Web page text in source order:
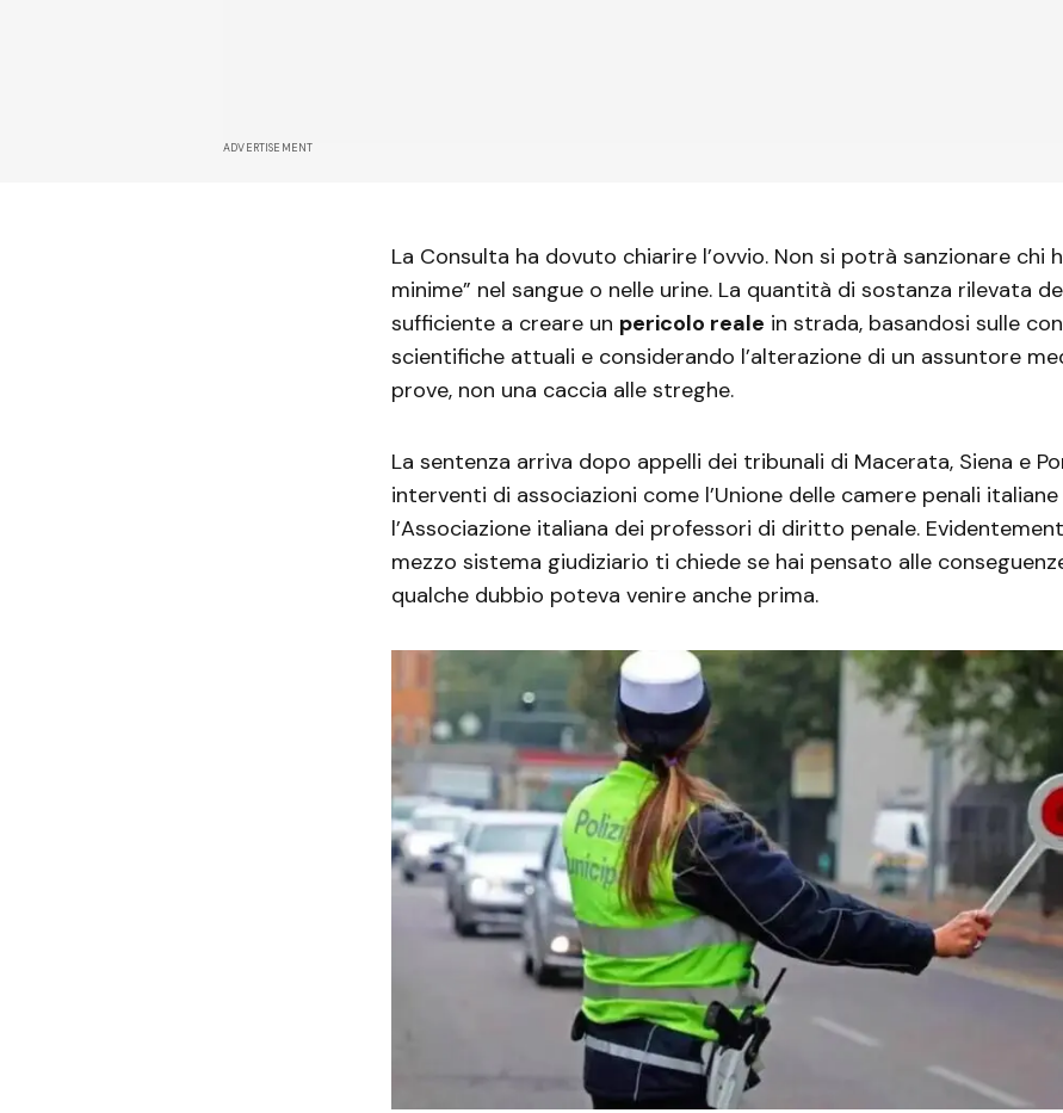
ADVERTISEMENT
La Consulta ha dovuto chiarire l’ovvio. Non si potrà sanzionare chi
minime” nel sangue o nelle urine. La quantità di sostanza rilevata
sufficiente a creare un pericolo reale in strada, basandosi sulle
scientifiche attuali e considerando l’alterazione di un assuntore
prove, non una caccia alle streghe.
La sentenza arriva dopo appelli dei tribunali di Macerata, Siena e
interventi di associazioni come l’Unione delle camere penali italiane
l’Associazione italiana dei professori di diritto penale.
mezzo sistema giudiziario ti chiede se hai pensato alle
qualche dubbio poteva venire anche prima.